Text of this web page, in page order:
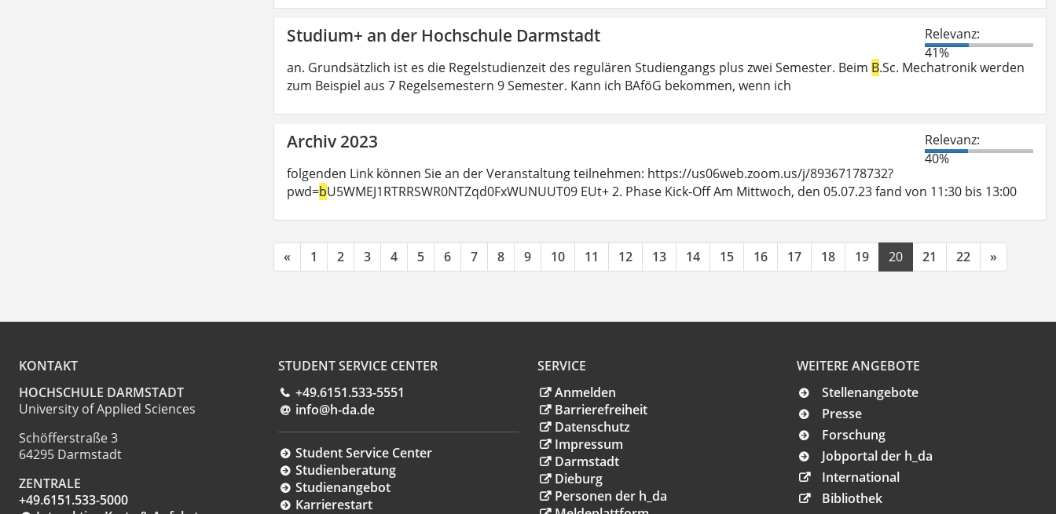
Studium+ an der Hochschule Darmstadt
Relevanz:
41%
an. Grundsätzlich ist es die Regelstudienzeit des regulären Studiengangs plus zwei Semester. Beim B.Sc. Mechatronik werden
zum Beispiel aus 7 Regelsemestern 9 Semester. Kann ich BAföG bekommen, wenn ich
Archiv 2023
Relevanz:
40%
folgenden Link können Sie an der Veranstaltung teilnehmen: https://us06web.zoom.us/j/89367178732?
pwd=bU5WMEJ1RTRRSWR0NTZqd0FxWUNUUT09 EUt+ 2. Phase Kick-Off Am Mittwoch, den 05.07.23 fand von 11:30 bis 13:00
« 1 2 3 4 5 6 7 8 9 10 11 12 13 14 15 16 17 18 19 20 21 22 »
KONTAKT
HOCHSCHULE DARMSTADT
University of Applied Sciences
Schöfferstraße 3
64295 Darmstadt
ZENTRALE
+49.6151.533-5000
STUDENT SERVICE CENTER
+49.6151.533-5551
info@h-da.de
Student Service Center
Studienberatung
Studienangebot
Karrierestart
SERVICE
Anmelden
Barrierefreiheit
Datenschutz
Impressum
Darmstadt
Dieburg
Personen der h_da
WEITERE ANGEBOTE
Stellenangebote
Presse
Forschung
Jobportal der h_da
International
Bibliothek